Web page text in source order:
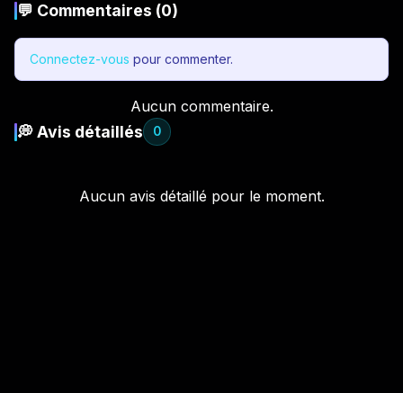
💬 Commentaires (0)
Connectez-vous pour commenter.
Aucun commentaire.
💭 Avis détaillés 0
Aucun avis détaillé pour le moment.